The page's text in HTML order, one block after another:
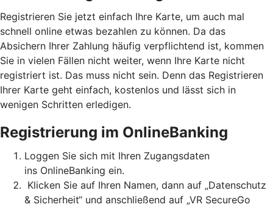
Registrieren Sie jetzt einfach Ihre Karte, um auch mal
schnell online etwas bezahlen zu können. Da das
Absichern Ihrer Zahlung häufig verpflichtend ist, kommen
Sie in vielen Fällen nicht weiter, wenn Ihre Karte nicht
registriert ist. Das muss nicht sein. Denn das Registrieren
Ihrer Karte geht einfach, kostenlos und lässt sich in
wenigen Schritten erledigen.
Registrierung im OnlineBanking
Loggen Sie sich mit Ihren Zugangsdaten
ins OnlineBanking ein.
Klicken Sie auf Ihren Namen, dann auf „Datenschutz
& Sicherheit“ und anschließend auf „VR SecureGo